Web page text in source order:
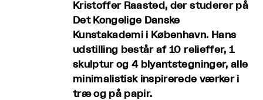
Kristoffer Raasted, der studerer på
Det Kongelige Danske
Kunstakademi i København. Hans
udstilling består af 10 relieffer, 1
skulptur og 4 blyantstegninger, alle
minimalistisk inspirerede værker i
træ og på papir.